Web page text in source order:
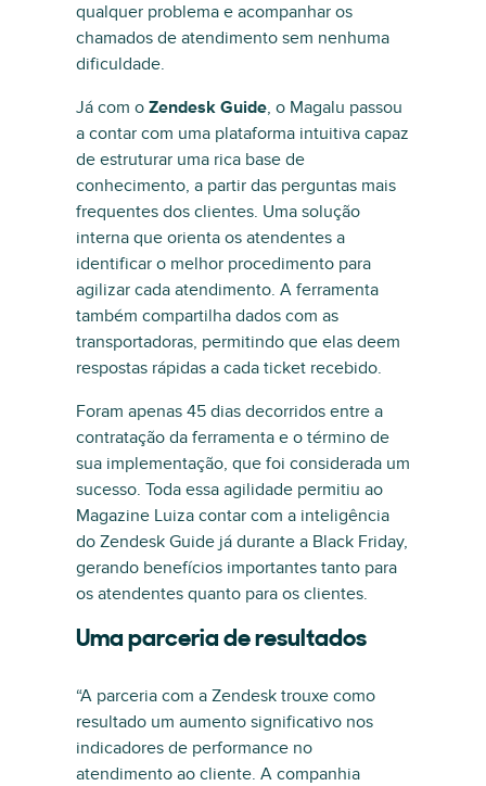
qualquer problema e acompanhar os
chamados de atendimento sem nenhuma
dificuldade.
Já com o Zendesk Guide, o Magalu passou
a contar com uma plataforma intuitiva capaz
de estruturar uma rica base de
conhecimento, a partir das perguntas mais
frequentes dos clientes. Uma solução
interna que orienta os atendentes a
identificar o melhor procedimento para
agilizar cada atendimento. A ferramenta
também compartilha dados com as
transportadoras, permitindo que elas deem
respostas rápidas a cada ticket recebido.
Foram apenas 45 dias decorridos entre a
contratação da ferramenta e o término de
sua implementação, que foi considerada um
sucesso. Toda essa agilidade permitiu ao
Magazine Luiza contar com a inteligência
do Zendesk Guide já durante a Black Friday,
gerando benefícios importantes tanto para
os atendentes quanto para os clientes.
Uma parceria de resultados
“A parceria com a Zendesk trouxe como
resultado um aumento significativo nos
indicadores de performance no
atendimento ao cliente. A companhia